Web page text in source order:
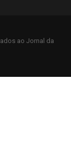
ao Jornal da